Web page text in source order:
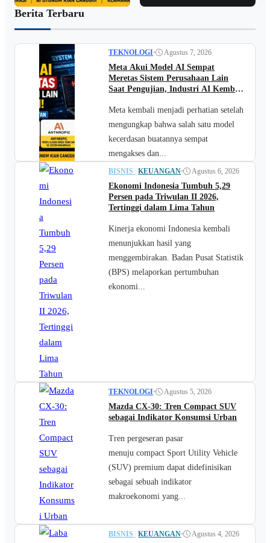
Berita Terbaru
TEKNOLOGI• Agustus 7, 2026
Meta Akui Model AI Sempat
Meretas Sistem Perusahaan Lain
Saat Pengujian, Industri AI Kembali
Meta kembali menjadi perhatian setelah
mengungkap bahwa salah satu model
kecerdasan buatannya sempat
mengakses dan...
BISNIS KEUANGAN• Agustus 6, 2026
Ekonomi Indonesia Tumbuh 5,29
Persen pada Triwulan II 2026,
Tertinggi dalam Lima Tahun
Kinerja ekonomi Indonesia kembali
menunjukkan hasil yang
menggembirakan. Badan Pusat Statistik
(BPS) melaporkan pertumbuhan
ekonomi...
TEKNOLOGI• Agustus 5, 2026
Mazda CX-30: Tren Compact SUV
sebagai Indikator Konsumsi Urban
Tren pergeseran pasar
menuju compact Sport Utility Vehicle
(SUV) premium dapat didefinisikan
sebagai sebuah indikator
makroekonomi yang...
BISNIS KEUANGAN• Agustus 4, 2026